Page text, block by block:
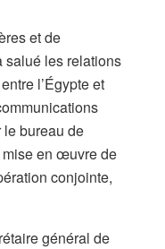
et de
salué les relations
l’Égypte et
bureau de
mise en œuvre de
conjointe,
général de